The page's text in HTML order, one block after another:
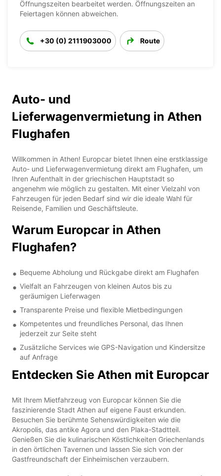
Öffnungszeiten bearbeitet werden. Öffnungszeiten an
Feiertagen können abweichen.
+30 (0) 2111903000 Route
Auto- und
Lieferwagenvermietung in Athen
Flughafen
Willkommen in Athen! Europcar bietet Ihnen eine erstklassige
Auto- und Lieferwagenvermietung direkt am Flughafen, um
Ihren Aufenthalt in der griechischen Hauptstadt so
angenehm wie möglich zu gestalten. Mit einer Vielzahl von
Fahrzeugen für jeden Bedarf sind wir die ideale Wahl für
Reisende, Familien und Geschäftsleute.
Warum Europcar in Athen
Flughafen?
Bequeme Abholung und Rückgabe direkt am Flughafen
Vielfalt an Fahrzeugen von kleinen Autos bis zu
geräumigen Lieferwagen
Transparente Preise und flexible Mietbedingungen
Kompetentes und freundliches Personal, das Ihnen
jederzeit zur Seite steht
Zusätzliche Services wie GPS-Navigation und Kindersitze
auf Anfrage
Entdecken Sie Athen mit Europcar
Mit Ihrem Mietfahrzeug von Europcar können Sie die
faszinierende Stadt Athen auf eigene Faust erkunden.
Besuchen Sie berühmte Sehenswürdigkeiten wie die
Akropolis, das antike Agora und den Plaka-Stadtteil.
Genießen Sie die kulinarischen Köstlichkeiten Griechenlands
in den örtlichen Tavernen und lassen Sie sich von der
Gastfreundschaft der Einheimischen verzaubern.